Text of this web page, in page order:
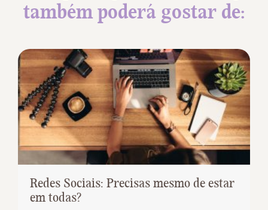
também poderá gostar de:
Redes Sociais: Precisas mesmo de estar
em todas?